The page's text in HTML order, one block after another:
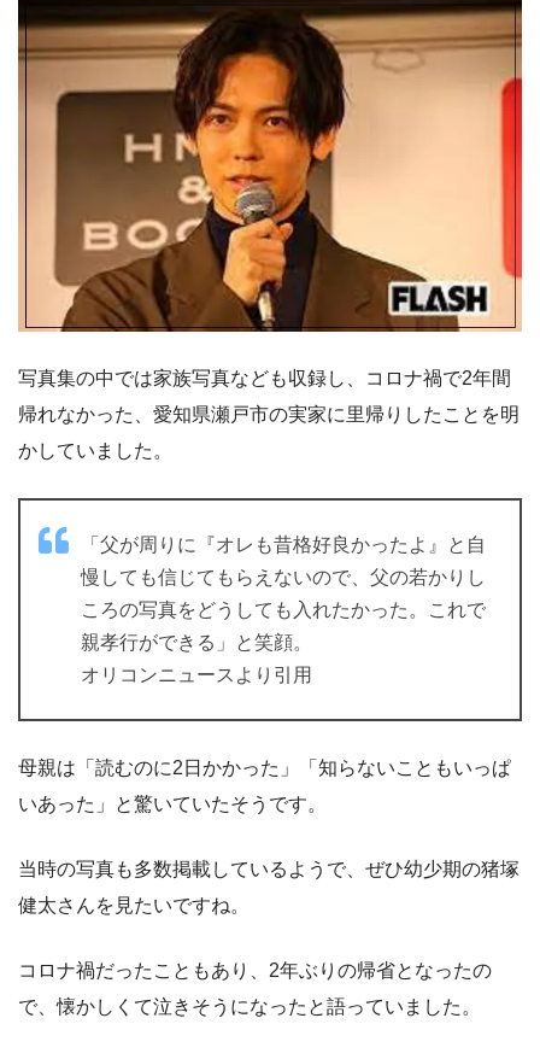
写真集の中では家族写真なども収録し、コロナ禍で2年間
帰れなかった、愛知県瀬戸市の実家に里帰りしたことを明
かしていました。
「父が周りに『オレも昔格好良かったよ』と自
慢しても信じてもらえないので、父の若かりし
ころの写真をどうしても入れたかった。これで
親孝行ができる」と笑顔。
オリコンニュースより引用
母親は「読むのに2日かかった」「知らないこともいっぱ
いあった」と驚いていたそうです。
当時の写真も多数掲載しているようで、ぜひ幼少期の猪塚
健太さんを見たいですね。
コロナ禍だったこともあり、2年ぶりの帰省となったの
で、懐かしくて泣きそうになったと語っていました。